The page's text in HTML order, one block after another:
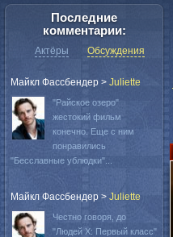
Последние
комментарии:
Актёры Обсуждения
Майкл Фассбендер > Juliette
"Райское озеро"
жестокий фильм
конечно. Еще с ним
понравились
"Бесславные ублюдки"...
Майкл Фассбендер > Juliette
Честно говоря, до
"Людей Х: Первый класс"